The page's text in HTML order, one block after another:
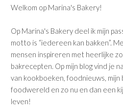
Welkom op Marina's Bakery!
Op Marina's Bakery deel ik mijn
motto is “iedereen kan bakken”.
mensen inspireren met heerlijke
bakrecepten. Op mijn blog vind je
van kookboeken, foodnieuws, mijn
foodwereld en zo nu en dan een
leven!